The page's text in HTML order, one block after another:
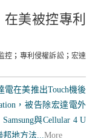
美被控專利
控 ； 專利侵權訴訟； 宏達
電在美推出Touch機後
，被告除宏達電外
與Cellular 4 U
邦地方法...More